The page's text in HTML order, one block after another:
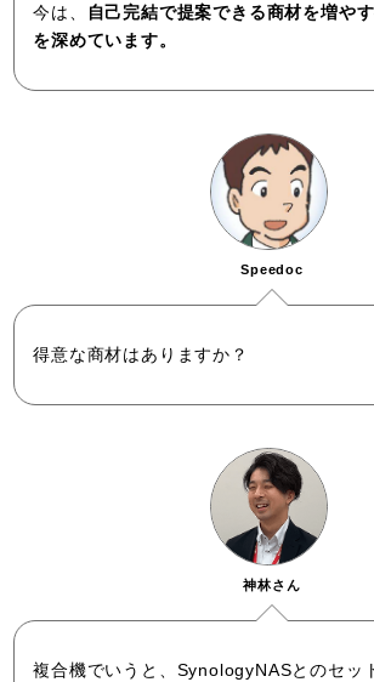
今は、
自己完結で提案できる商材を増や
を深めています。
Speedoc
得意な商材はありますか？
複合機でいうと、SynologyNASとのセッ
神林さん